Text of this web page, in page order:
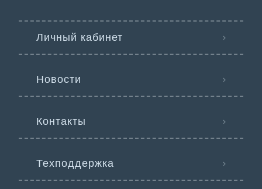
Личный кабинет
Новости
Контакты
Техподдержка